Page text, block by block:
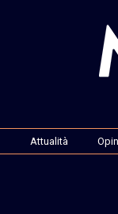
Attualità